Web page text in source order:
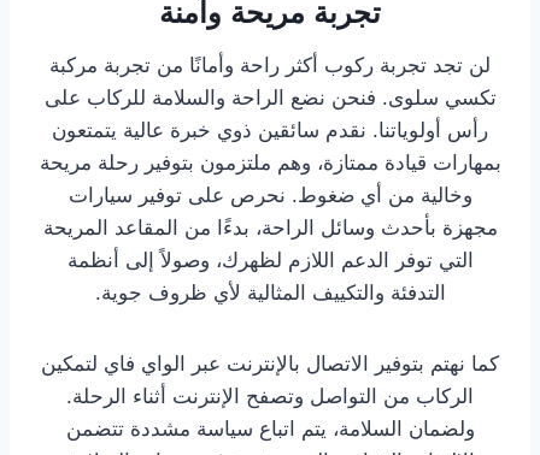
تجربة مريحة وآمنة
لن تجد تجربة ركوب أكثر راحة وأمانًا من تجربة مركبة
تكسي سلوى. فنحن نضع الراحة والسلامة للركاب على
رأس أولوياتنا. نقدم سائقين ذوي خبرة عالية يتمتعون
بمهارات قيادة ممتازة، وهم ملتزمون بتوفير رحلة مريحة
وخالية من أي ضغوط. نحرص على توفير سيارات
مجهزة بأحدث وسائل الراحة، بدءًا من المقاعد المريحة
التي توفر الدعم اللازم لظهرك، وصولاً إلى أنظمة
التدفئة والتكييف المثالية لأي ظروف جوية.
كما نهتم بتوفير الاتصال بالإنترنت عبر الواي فاي لتمكين
الركاب من التواصل وتصفح الإنترنت أثناء الرحلة.
ولضمان السلامة، يتم اتباع سياسة مشددة تتضمن